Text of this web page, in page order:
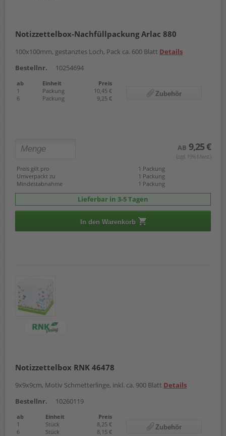
Notizzettelbox-Nachfüllpackung Arlac 880
100x100mm, gestanztes Loch, Pack ca. 600 Blatt Details
Bestellnr.
10254694
ab Einheit
Preis
1
Packung
10,45 €
6
Packung 9,25 €
Zubehör
AB 9,25 €
(zzgl. 19% Mwst.)
Preis gilt pro
1 Packung
Umverpackt zu
1 Packung
Mindestabnahme
1 Packung
Lieferbar in 3-5 Tagen
In den Warenkorb
Notizzettelbox RNK 46478
9x9x9cm, Motiv Schmetterlinge, inkl. ca. 900 Blatt Details
Bestellnr.
10260119
ab Einheit
Preis
1
Stück
8,25 €
6
Stück 8,15 €
Zubehör